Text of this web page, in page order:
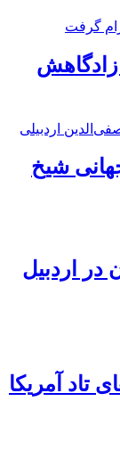
شیخ
در اردبیل
تاد آمریکا